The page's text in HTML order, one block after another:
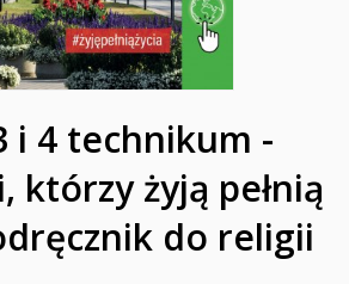
i 4 technikum -
którzy żyją pełnią
do religii